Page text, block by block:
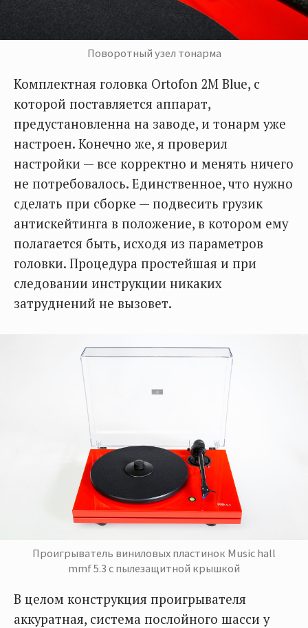
Поворотный узел тонарма
Комплектная головка Ortofon 2M Blue, с
которой поставляется аппарат,
предустановленна на заводе, и тонарм уже
настроен. Конечно же, я проверил
настройки — все корректно и менять ничего
не потребовалось. Единственное, что нужно
сделать при сборке — подвесить грузик
антискейтинга в положение, в котором ему
полагается быть, исходя из параметров
головки. Процедура простейшая и при
следовании инструкции никаких
затруднений не вызовет.
Проигрыватель виниловых пластинок Music hall
mmf 5.3 с пылезащитной крышкой
В целом конструкция проигрывателя
аккуратная, система послойного шасси у